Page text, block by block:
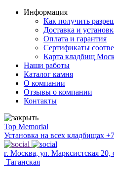
Информация
Как получить
Доставка и
Оплата и гарантия
Сертификаты
Карта кладбищ
Наши работы
Каталог камня
О компании
Отзывы о компании
Контакты
Top Memorial
Установка на всех кладбищах
г. Москва, ул. Марксистская 20,
Таганская